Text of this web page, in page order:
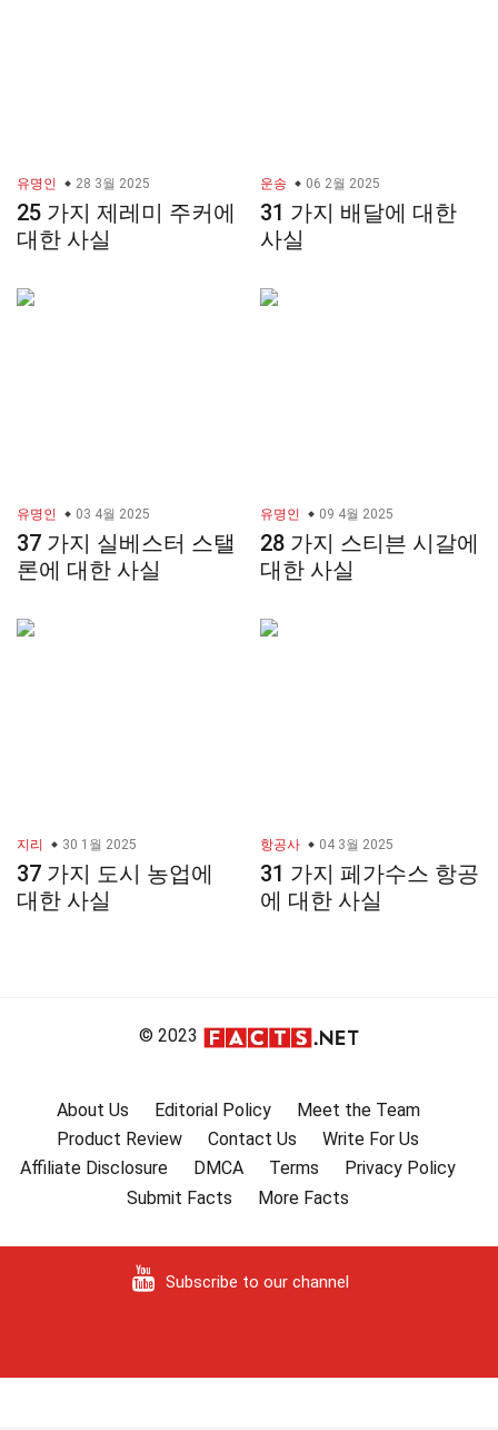
유명인 28 3월 2025
25 가지 제레미 주커에
대한 사실
운송 06 2월 2025
31 가지 배달에 대한
사실
유명인 03 4월 2025
37 가지 실베스터 스탤
론에 대한 사실
유명인 09 4월 2025
28 가지 스티븐 시갈에
대한 사실
지리 30 1월 2025
37 가지 도시 농업에
대한 사실
항공사 04 3월 2025
31 가지 페가수스 항공
에 대한 사실
© 2023
About Us Editorial Policy
Meet the Team
Product Review
Contact Us
Write For Us
Affiliate Disclosure
DMCA Terms
Privacy Policy
Submit Facts
More Facts
Subscribe to our channel